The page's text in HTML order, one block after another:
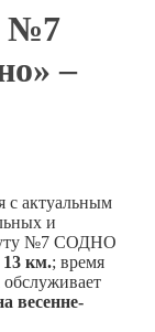
№7
–
с актуальным
и
№7 СОДНО
13 км.; время
весенне-